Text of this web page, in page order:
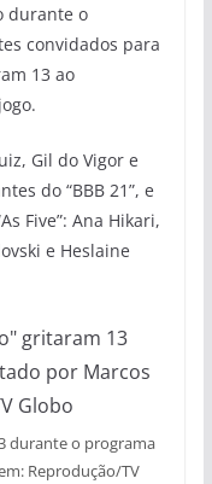
durante o
convidados para
13 ao
Gil do Vigor e
do “BBB 21”, e
Five”: Ana Hikari,
e Heslaine
durante o programa
Reprodução/TV